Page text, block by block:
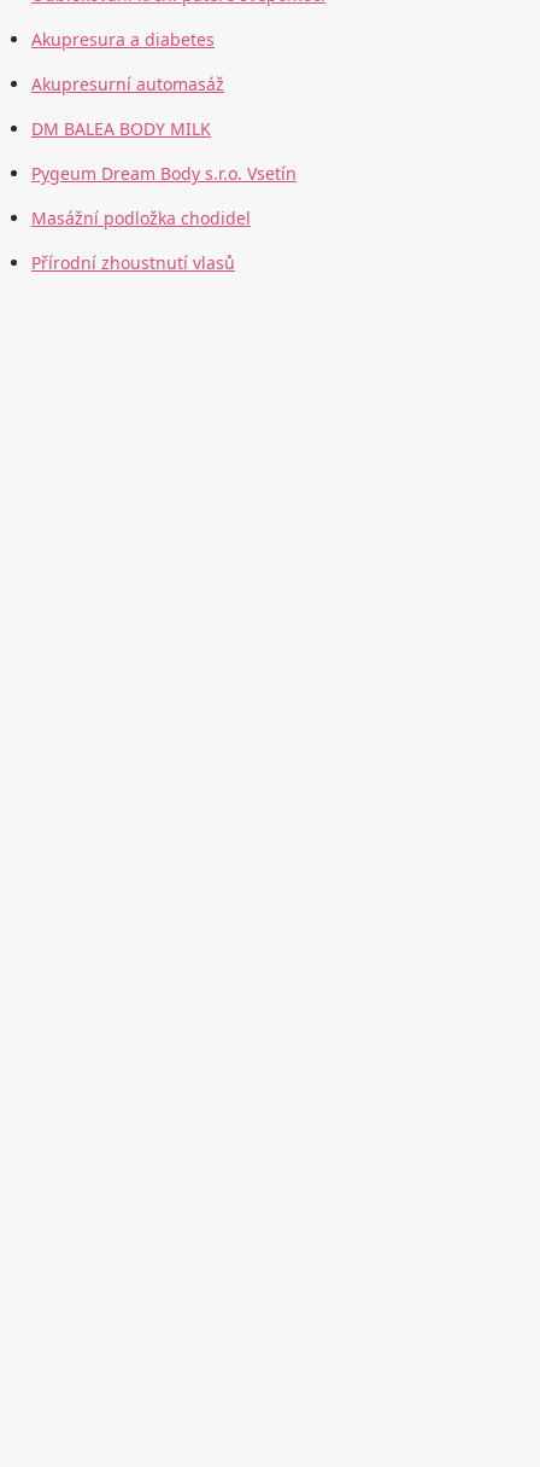
Akupresura a diabetes
Akupresurní automasáž
DM BALEA BODY MILK
Pygeum Dream Body s.r.o. Vsetín
Masážní podložka chodidel
Přírodní zhoustnutí vlasů